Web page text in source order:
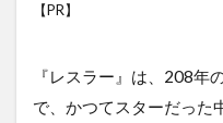
【PR】
『レスラー』は、208年
で、かつてスターだった